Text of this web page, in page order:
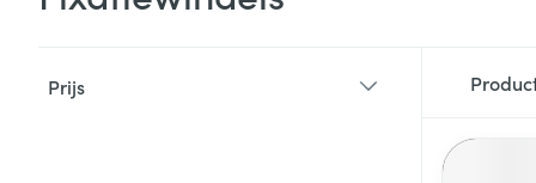
Prijs